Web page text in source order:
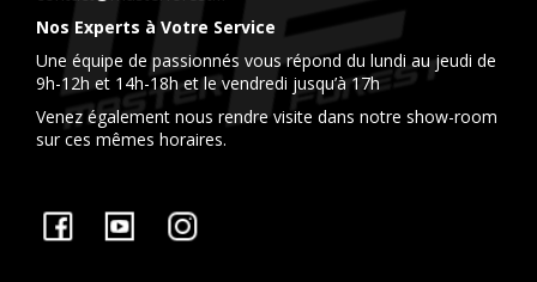
Nos Experts à Votre Service
Une équipe de passionnés vous répond du lundi au jeudi de
9h-12h et 14h-18h et le vendredi jusqu’à 17h
Venez également nous rendre visite dans notre show-room
sur ces mêmes horaires.
Facebook YouTube